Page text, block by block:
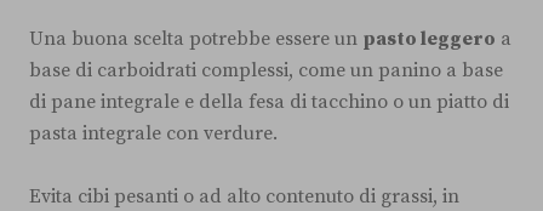
Una buona scelta potrebbe essere un pasto leggero a
base di carboidrati complessi, come un panino a base
di pane integrale e della fesa di tacchino o un piatto di
pasta integrale con verdure.
Evita cibi pesanti o ad alto contenuto di grassi, in